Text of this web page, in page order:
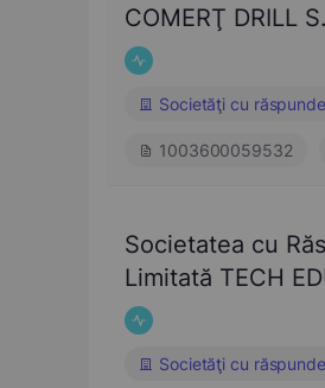
COMERŢ DRILL
Societăţi cu
1003600059532
Societatea cu
Limitată TECH
Societăţi cu